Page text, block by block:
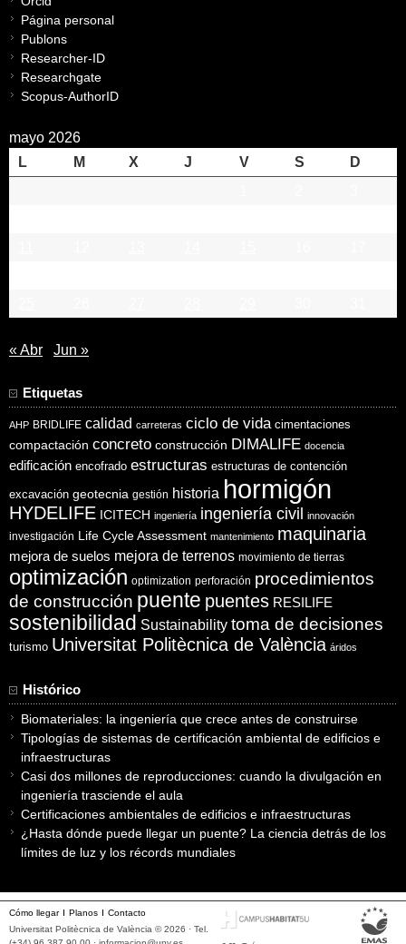
Página personal
Publons
Researcher-ID
Researchgate
Scopus-AuthorID
mayo 2026
L
M X J V S
D
« Abr Jun »
Etiquetas
AHP BRIDLIFE calidad carreteras ciclo de vida cimentaciones
compactación concreto construcción DIMALIFE docencia
edificación encofrado estructuras estructuras de contención
excavación geotecnia gestión historia hormigón
HYDELIFE ICITECH ingeniería ingeniería civil innovación
investigación Life Cycle Assessment mantenimiento maquinaria
mejora de suelos mejora de terrenos movimiento de tierras
optimización optimization perforación procedimientos
de construcción puente puentes RESILIFE
sostenibilidad Sustainability toma de decisiones
turismo Universitat Politècnica de València áridos
Histórico
Biomateriales: la ingeniería que crece antes de construirse
Tipologías de sistemas de certificación ambiental de edificios e
infraestructuras
Casi dos millones de reproducciones: cuando la divulgación en
ingeniería trasciende el aula
Certificaciones ambientales de edificios e infraestructuras
¿Hasta dónde puede llegar un puente? La ciencia detrás de los
límites de luz y los récords mundiales
Cómo llegar Planos
Contacto
Universitat Politècnica de València © 2026 · Tel.